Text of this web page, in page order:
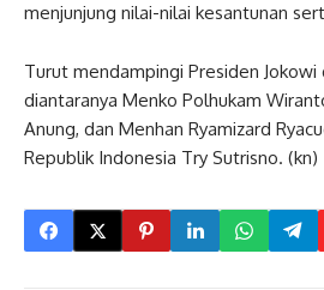
menjunjung nilai-nilai kesantunan
Turut mendampingi Presiden Jokowi
diantaranya Menko Polhukam
Anung, dan Menhan Ryamizard
Republik Indonesia Try Sutrisno. (kn)